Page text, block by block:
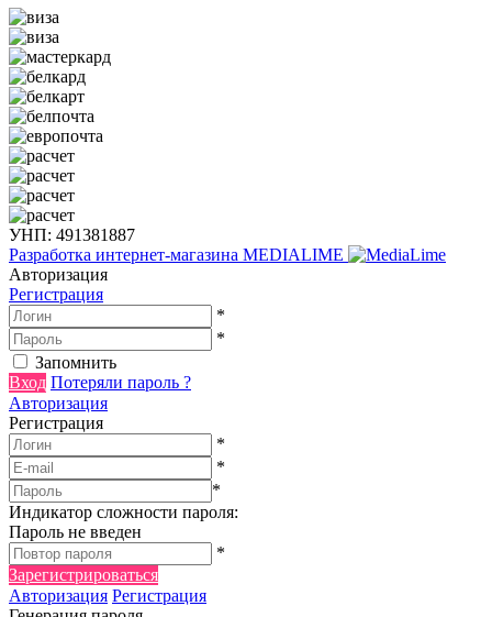
УНП: 491381887
Разработка интернет-магазина MEDIALIME
Авторизация
Регистрация
*
*
Запомнить
Вход Потеряли пароль ?
Авторизация
Регистрация
*
*
*
Индикатор сложности пароля:
Пароль не введен
*
Зарегистрироваться
Авторизация Регистрация